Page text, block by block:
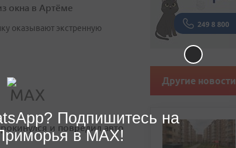
окна в Артёме
оказывают экстренную
и повредил авто
Другие новости
Подпишитесь на
в MAX!